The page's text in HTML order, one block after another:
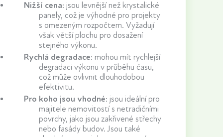
Nižší cena: jsou levnější než krystalické
panely, což je výhodné pro projekty
s omezeným rozpočtem. Vyžadují
však větší plochu pro dosažení
stejného výkonu.
Rychlá degradace: mohou mít rychlejší
degradaci výkonu v průběhu času,
což může ovlivnit dlouhodobou
efektivitu.
Pro koho jsou vhodné: jsou ideální pro
majitele nemovitostí s netradičními
povrchy, jako jsou zakřivené střechy
nebo fasády budov. Jsou také